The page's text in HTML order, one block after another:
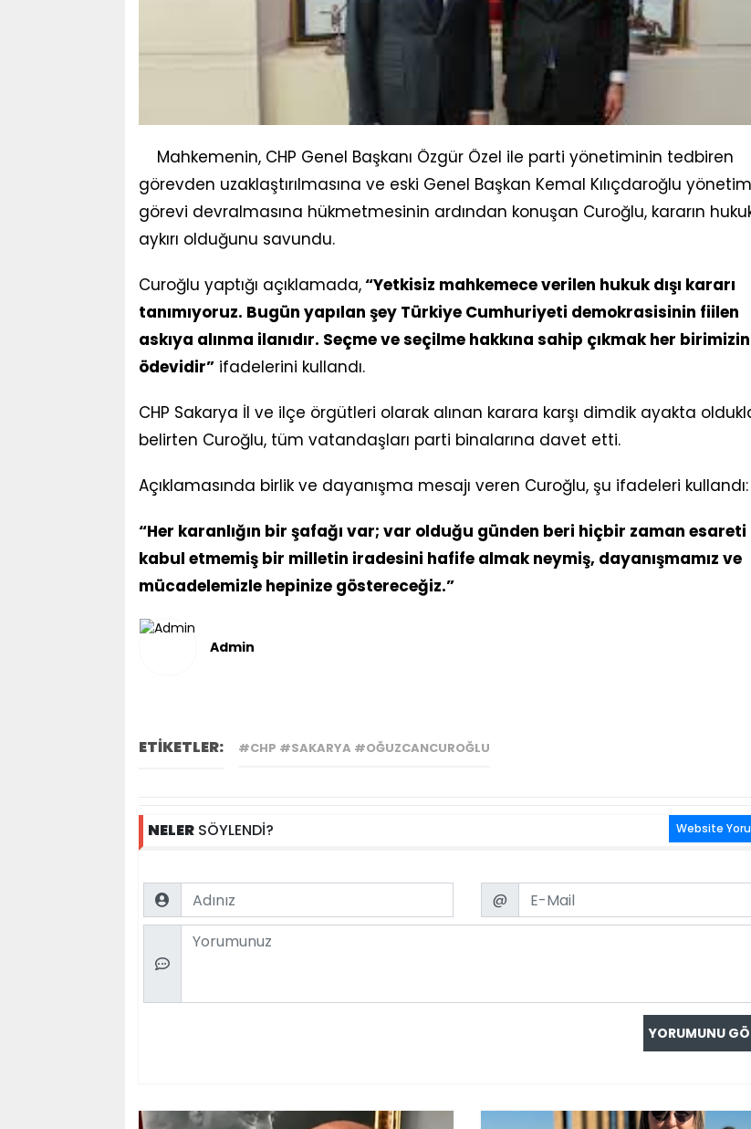
Mahkemenin, CHP Genel Başkanı Özgür Özel ile parti yönetiminin tedbiren
görevden uzaklaştırılmasına ve eski Genel Başkan Kemal Kılıçdaroğlu
görevi devralmasına hükmetmesinin ardından konuşan Curoğlu, kararın
aykırı olduğunu savundu.
Curoğlu yaptığı açıklamada,“Yetkisiz mahkemece verilen hukuk dışı kararı
tanımıyoruz. Bugün yapılan şey Türkiye Cumhuriyeti demokrasisinin fiilen
askıya alınma ilanıdır. Seçme ve seçilme hakkına sahip çıkmak her birimizin
ödevidir”ifadelerini kullandı.
CHP Sakarya İl ve ilçe örgütleri olarak alınan karara karşı dimdik ayakta
belirten Curoğlu, tüm vatandaşları parti binalarına davet etti.
Açıklamasında birlik ve dayanışma mesajı veren Curoğlu, şu ifadeleri kullandı:
“Her karanlığın bir şafağı var; var olduğu günden beri hiçbir zaman esareti
kabul etmemiş bir milletin iradesini hafife almak neymiş, dayanışmamız ve
mücadelemizle hepinize göstereceğiz.”
Admin
ETİKETLER: #CHP #SAKARYA #OĞUZCANCUROĞLU
NELERSÖYLENDİ? Website
Name Email
@
Comment